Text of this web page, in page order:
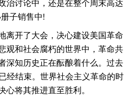
讨论中，还是在整个周末高达
子销售中!
开了大会，决心建设美国革命
观和社会腐朽的世界中，革命共
深知历史正在酝酿着什么。过去
经结束。世界社会主义革命的时
将其推进直至胜利。